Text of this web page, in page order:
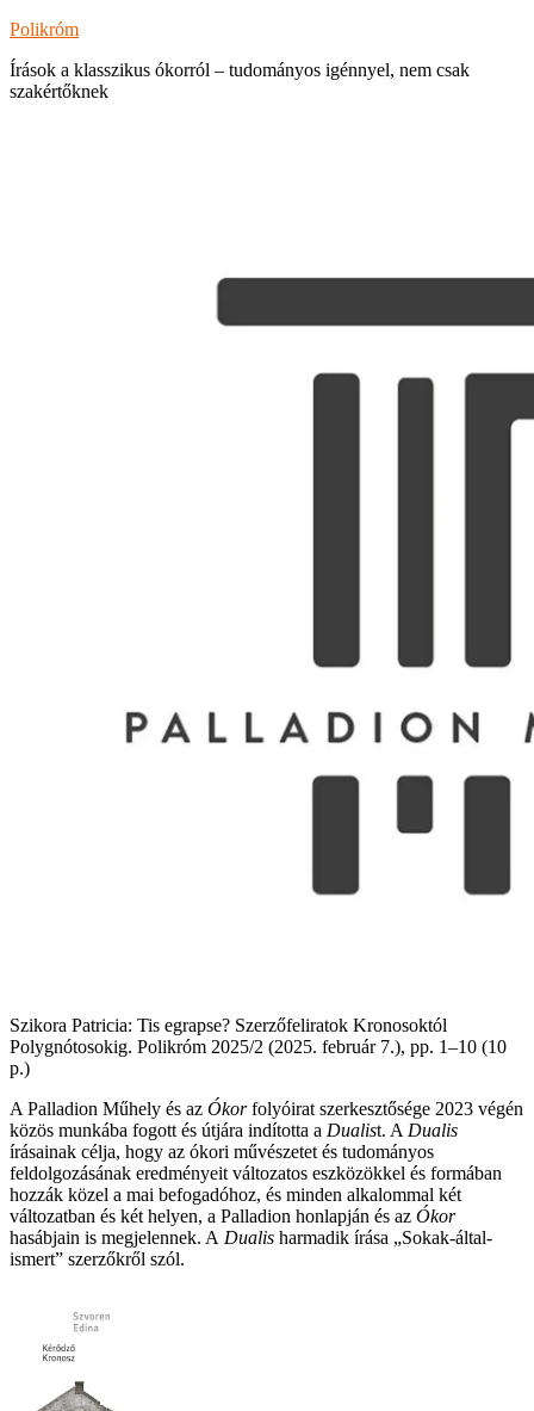
Polikróm
Írások a klasszikus ókorról – tudományos igénnyel, nem csak
szakértőknek
Szikora Patricia: Tis egrapse? Szerzőfeliratok Kronosoktól
Polygnótosokig. Polikróm 2025/2 (2025. február 7.), pp. 1–10 (10
p.)
A Palladion Műhely és az Ókorfolyóirat szerkesztősége 2023 végén
közös munkába fogott és útjára indította a Dualist. A Dualis
írásainak célja, hogy az ókori művészetet és tudományos
feldolgozásának eredményeit változatos eszközökkel és formában
hozzák közel a mai befogadóhoz, és minden alkalommal két
változatban és két helyen, a Palladion honlapján és az Ókor
hasábjain is megjelennek. A Dualis harmadik írása „Sokak-által-
ismert” szerzőkről szól.